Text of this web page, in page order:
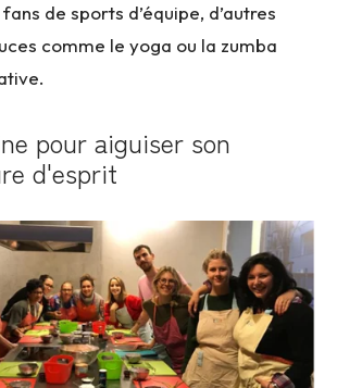
de sports d’équipe, d’autres
comme le yoga ou la zumba
pour aiguiser son
d'esprit